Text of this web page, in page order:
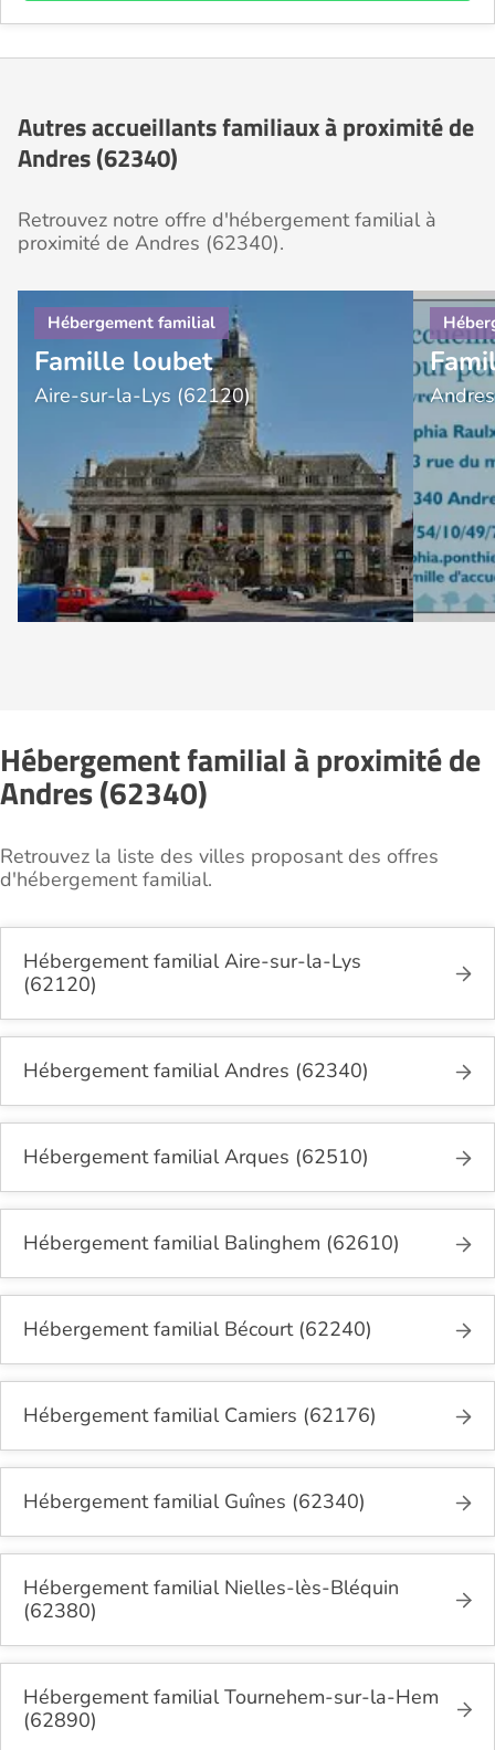
Autres accueillants familiaux à proximité de
Andres (62340)
Retrouvez notre offre d'hébergement familial à
proximité de Andres (62340).
Famille loubet
Aire-sur-la-Lys (62120)
Hébergement familial à proximité de
Andres (62340)
Retrouvez la liste des villes proposant des offres
d'hébergement familial.
Hébergement familial Aire-sur-la-Lys
(62120)
Hébergement familial Andres (62340)
Hébergement familial Arques (62510)
Hébergement familial Balinghem (62610)
Hébergement familial Bécourt (62240)
Hébergement familial Camiers (62176)
Hébergement familial Guînes (62340)
Hébergement familial Nielles-lès-Bléquin
(62380)
Hébergement familial Tournehem-sur-la-Hem
(62890)